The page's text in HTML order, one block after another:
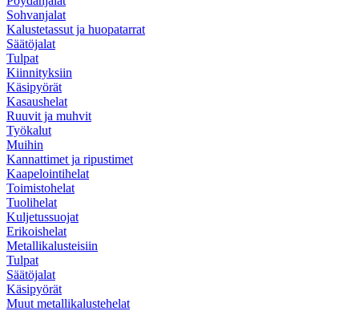
Sohvanjalat
Kalustetassut ja huopatarrat
Säätöjalat
Tulpat
Kiinnityksiin
Käsipyörät
Kasaushelat
Ruuvit ja muhvit
Työkalut
Muihin
Kannattimet ja ripustimet
Kaapelointihelat
Toimistohelat
Tuolihelat
Kuljetussuojat
Erikoishelat
Metallikalusteisiin
Tulpat
Säätöjalat
Käsipyörät
Muut metallikalustehelat